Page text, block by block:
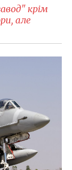
крім
але